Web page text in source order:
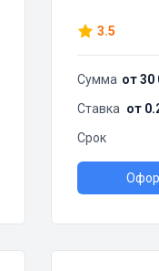
3.5
Сумма от 30
Ставка от
Срок